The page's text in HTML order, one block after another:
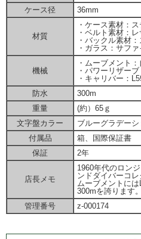
ケース径
36mm
材質
・ケース素材：
・ベルト素材：レ
・バックル素材
・ガラス：サフ
機械
・ムーブメント：
・パワーリザー
・キャリバー：
防水
300m
重量
(約）65ｇ
文字盤カラー
ブルーグラデーシ
付属品
箱、国際保証書
保証
2年
店長メモ
1960年代のロン
ンドダイバーコレ
ムーブメントに
300mを誇ります。
管理番号
z-000174